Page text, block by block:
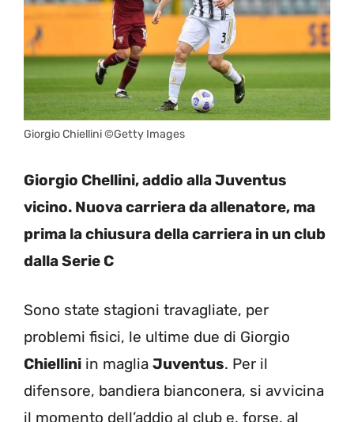
Giorgio Chiellini ©Getty Images
Giorgio Chellini, addio alla Juventus
vicino. Nuova carriera da allenatore, ma
prima la chiusura della carriera in un club
dalla Serie C
Sono state stagioni travagliate, per
problemi fisici, le ultime due di Giorgio
Chiellini in maglia Juventus. Per il
difensore, bandiera bianconera, si avvicina
il momento dell’addio al club e, forse, al